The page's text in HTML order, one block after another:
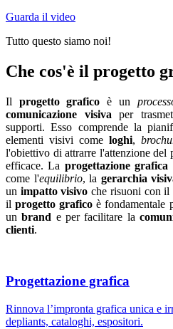
Guarda il video
Tutto questo siamo noi!
Che cos'è il progetto
Il progetto grafico è un
comunicazione visiva per
supporti. Esso comprende la
elementi visivi come loghi,
l'obiettivo di attrarre l'attenzione del
efficace. La progettazione grafica
come l'equilibrio, la gerarchia
un impatto visivo che risuoni con il
ilprogetto grafico è fondamentale
unbrand e per facilitare la
clienti.
Progettazione grafica
Rinnova l’impronta grafica unica e
depliants, cataloghi, espositori.